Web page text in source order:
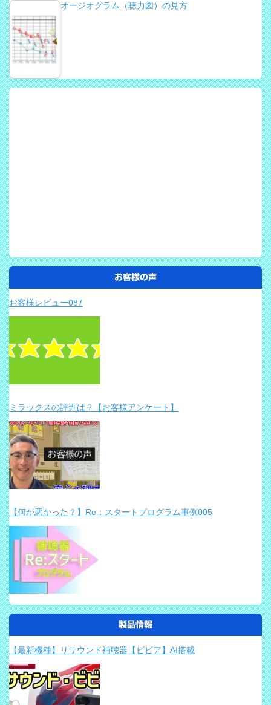
オージオグラム（聴力図）の見方
お客様の声
お客様レビュー087
ミラックスの評判は？【お客様アンケート】
【何が悪かった？】Re：スタートプログラム事例005
製品情報
【最新機種】リサウンド補聴器【ビビア】AI搭載